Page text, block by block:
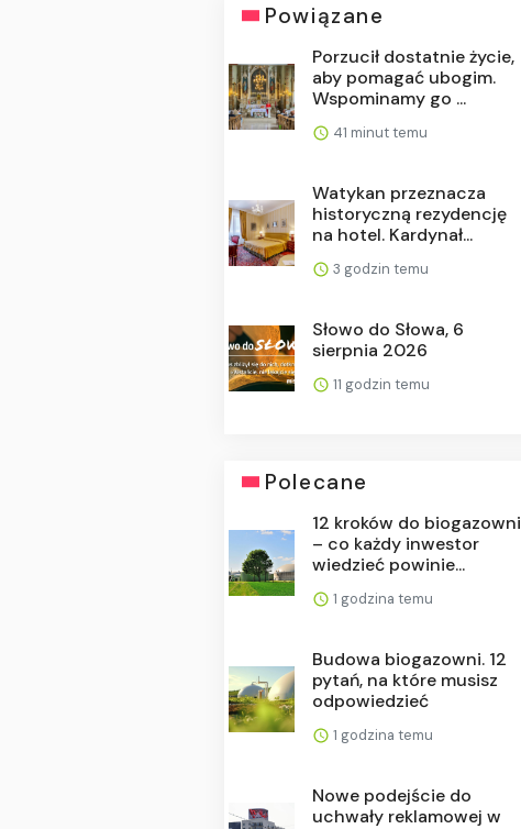
Powiązane
Porzucił dostatnie życie,
aby pomagać ubogim.
Wspominamy go ...
41 minut temu
Watykan przeznacza
historyczną rezydencję
na hotel. Kardynał...
3 godzin temu
Słowo do Słowa, 6
sierpnia 2026
11 godzin temu
Polecane
12 kroków do biogazowni
– co każdy inwestor
wiedzieć powinie...
1 godzina temu
Budowa biogazowni. 12
pytań, na które musisz
odpowiedzieć
1 godzina temu
Nowe podejście do
uchwały reklamowej w